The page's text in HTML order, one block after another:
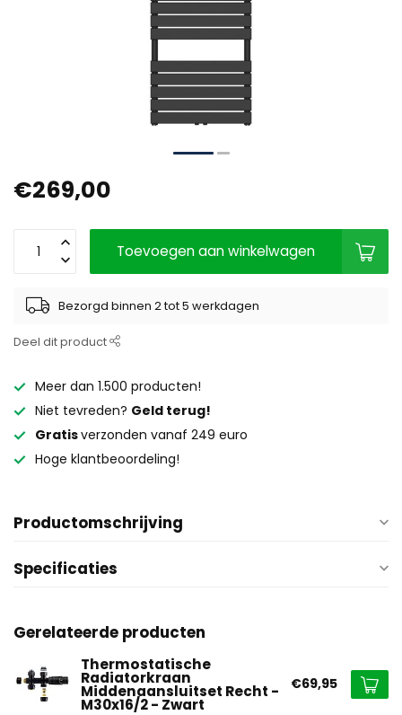
€269,00
Toevoegen aan winkelwagen
Bezorgd binnen 2 tot 5 werkdagen
Deel dit product
Meer dan 1.500 producten!
Niet tevreden? Geld terug!
Gratisverzonden vanaf 249 euro
Hoge klantbeoordeling!
Productomschrijving
Specificaties
Gerelateerde producten
Thermostatische
Radiatorkraan
Middenaansluitset Recht -
M30x16/2 - Zwart
€69,95